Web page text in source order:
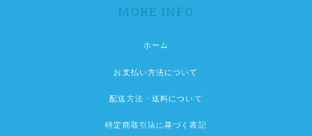
MORE INFO
ホーム
お支払い方法について
配送方法・送料について
特定商取引法に基づく表記